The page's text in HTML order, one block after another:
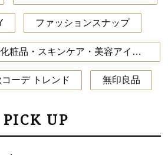
ファッションスナップ
40代におすすめの化粧品・スキンケア・美容アイテム
ーデ トレンド 無印良品
PICK UP